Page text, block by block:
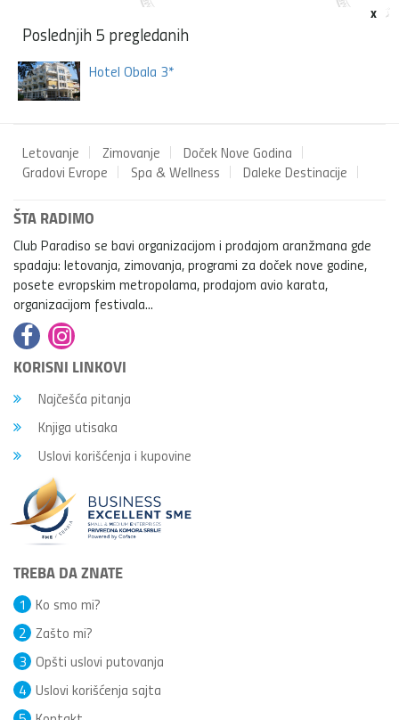
x
Poslednjih 5 pregledanih
Hotel Obala 3*
Letovanje Zimovanje
Doček Nove Godina
Gradovi Evrope
Spa & Wellness Daleke Destinacije
ŠTA RADIMO
Club Paradiso se bavi organizacijom i prodajom aranžmana gde
spadaju: letovanja, zimovanja, programi za doček nove godine,
posete evropskim metropolama, prodajom avio karata,
organizacijom festivala...
KORISNI LINKOVI
Najčešća pitanja
Knjiga utisaka
Uslovi korišćenja i kupovine
TREBA DA ZNATE
Ko smo mi?
1
Zašto mi?
2
Opšti uslovi putovanja
3
Uslovi korišćenja sajta
4